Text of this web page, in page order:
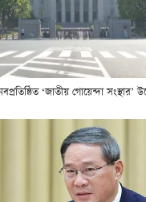
‘জাতীয় গোয়েন্দা সংস্থার’